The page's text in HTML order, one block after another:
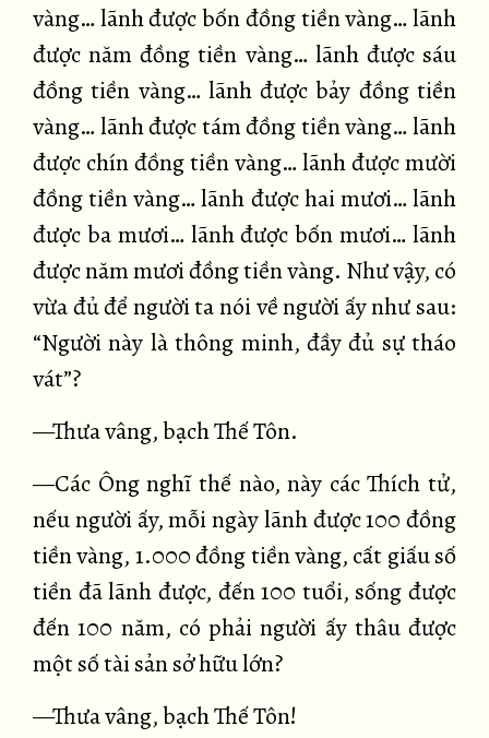
vàng… lãnh được bốn đồng tiền vàng… lãnh
được năm đồng tiền vàng… lãnh được sáu
đồng tiền vàng… lãnh được bảy đồng tiền
vàng… lãnh được tám đồng tiền vàng… lãnh
được chín đồng tiền vàng… lãnh được mười
đồng tiền vàng… lãnh được hai mươi… lãnh
được ba mươi… lãnh được bốn mươi… lãnh
được năm mươi đồng tiền vàng. Như vậy, có
vừa đủ để người ta nói về người ấy như sau:
“Người này là thông minh, đầy đủ sự tháo
vát”?
—Thưa vâng, bạch Thế Tôn.
—Các Ông nghĩ thế nào, này các Thích tử,
nếu người ấy, mỗi ngày lãnh được 100 đồng
tiền vàng, 1.000 đồng tiền vàng, cất giấu số
tiền đã lãnh được, đến 100 tuổi, sống được
đến 100 năm, có phải người ấy thâu được
một số tài sản sở hữu lớn?
—Thưa vâng, bạch Thế Tôn!